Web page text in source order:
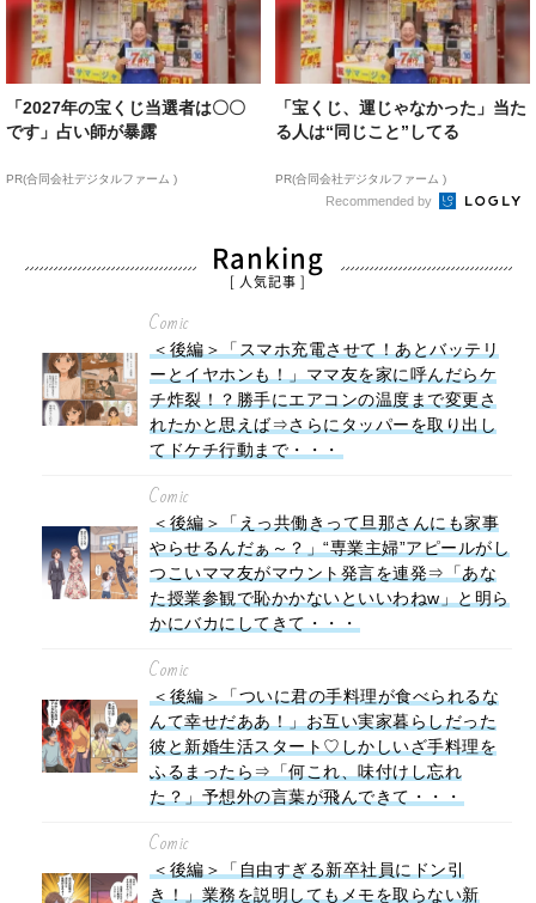
「2027年の宝くじ当選者は〇〇
です」占い師が暴露
PR(合同会社デジタルファーム )
「宝くじ、運じゃなかった」当た
る人は“同じこと”してる
PR(合同会社デジタルファーム )
Recommended by
Ranking
[ 人気記事 ]
Comic
＜後編＞「スマホ充電させて！あとバッテリ
ーとイヤホンも！」ママ友を家に呼んだらケ
チ炸裂！？勝手にエアコンの温度まで変更さ
れたかと思えば⇒さらにタッパーを取り出し
てドケチ行動まで・・・
Comic
＜後編＞「えっ共働きって旦那さんにも家事
やらせるんだぁ～？」“専業主婦”アピールがし
つこいママ友がマウント発言を連発⇒「あな
た授業参観で恥かかないといいわねw」と明ら
かにバカにしてきて・・・
Comic
＜後編＞「ついに君の手料理が食べられるな
んて幸せだああ！」お互い実家暮らしだった
彼と新婚生活スタート♡しかしいざ手料理を
ふるまったら⇒「何これ、味付けし忘れ
た？」予想外の言葉が飛んできて・・・
Comic
＜後編＞「自由すぎる新卒社員にドン引
き！」業務を説明してもメモを取らない新